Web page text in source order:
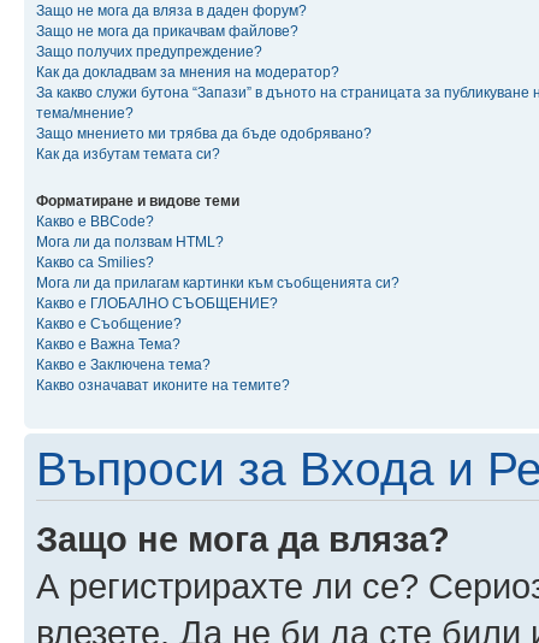
Защо не мога да вляза в даден форум?
Защо не мога да прикачвам файлове?
Защо получих предупреждение?
Как да докладвам за мнения на модератор?
За какво служи бутона “Запази” в дъното на страницата за публикуване
тема/мнение?
Защо мнението ми трябва да бъде одобрявано?
Как да избутам темата си?
Форматиране и видове теми
Какво е BBCode?
Мога ли да ползвам HTML?
Какво са Smilies?
Мога ли да прилагам картинки към съобщенията си?
Какво е ГЛОБАЛНО СЪОБЩЕНИЕ?
Какво е Съобщение?
Какво е Важна Тема?
Какво е Заключена тема?
Какво означават иконите на темите?
Въпроси за Входа и
Защо не мога да вляза?
А регистрирахте ли се?
влезете. Да не би да сте